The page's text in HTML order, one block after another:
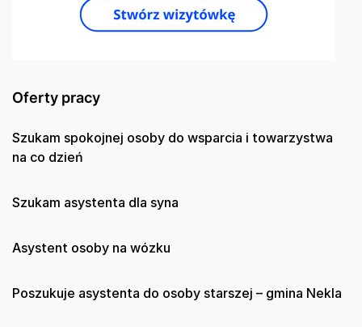
Oferty pracy
Szukam spokojnej osoby do wsparcia i towarzystwa
na co dzień
Szukam asystenta dla syna
Asystent osoby na wózku
Poszukuje asystenta do osoby starszej – gmina Nekla